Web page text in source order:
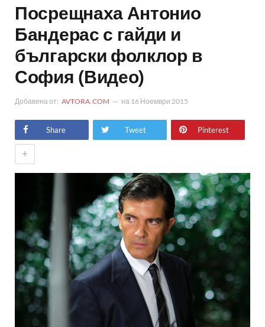
Посрещнаха Антонио
Бандерас с гайди и
български фолклор в
София (Видео)
Добавена от: AVTORA.COM на 16 Ноември 2015
Share Tweet Pinterest
+